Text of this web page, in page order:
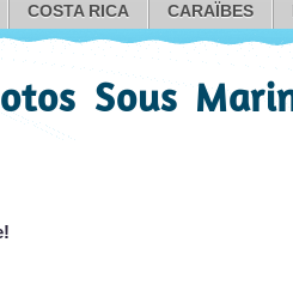
COSTA RICA CARAÏBES
Sous